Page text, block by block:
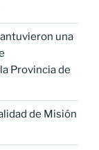
una
Provincia de
de Misión